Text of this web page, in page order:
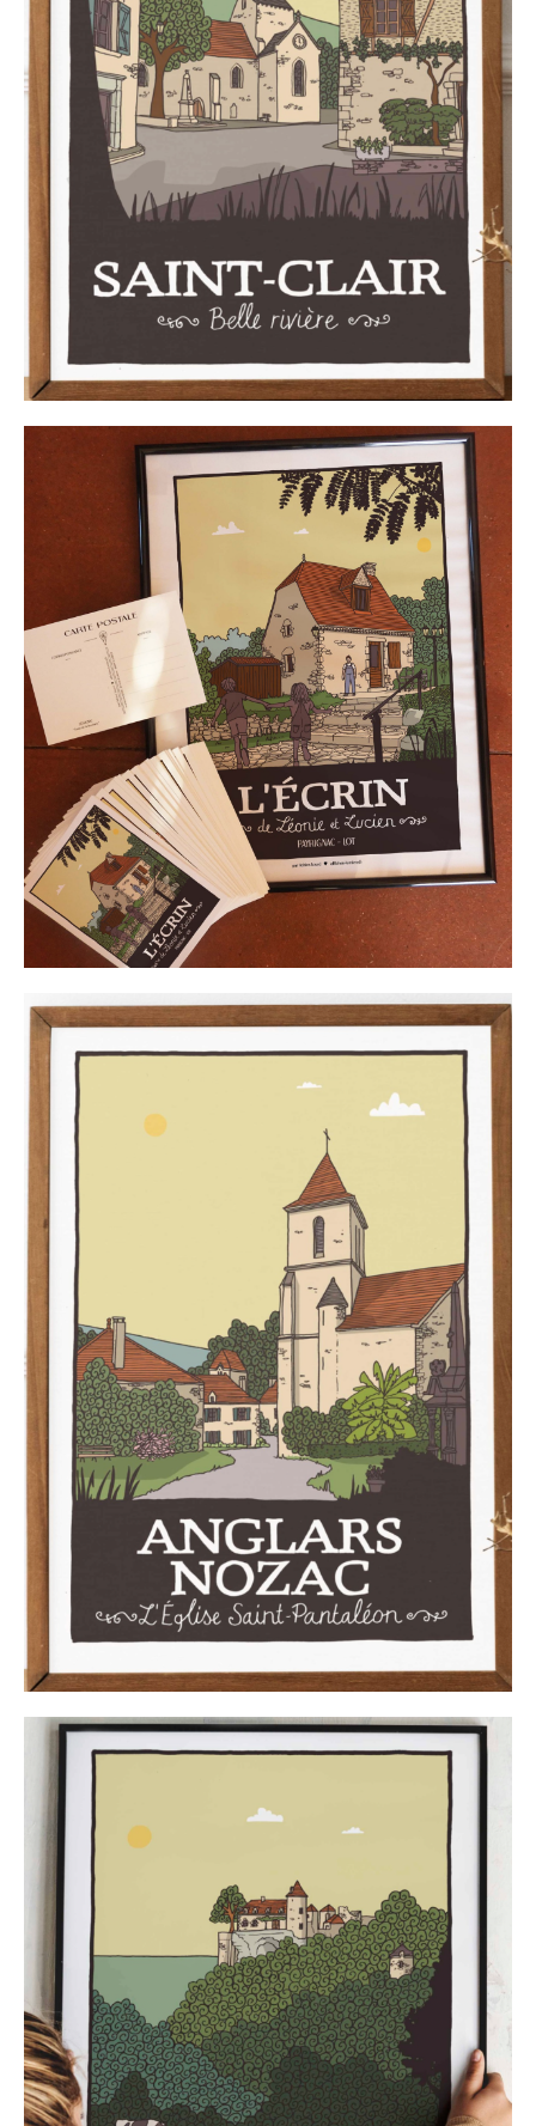
Adresse email*
Nom
Prénom
Statut / Organisation
J'accepte lestermes et conditions
* Champ obligatoire
Adresse email*
Prénom
Statut / Organisation
J'accepte les termes et conditions
* Champ obligatoire